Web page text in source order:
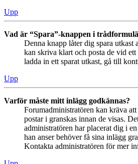
Upp
Vad är “Spara”-knappen i
Denna knapp låter dig spara utkast
kan skriva klart och posta de vid
ladda in ett sparat utkast, gå till
Upp
Varför måste mitt inlägg godkännas?
Forumadministratören kan kräva
postar i granskas innan de visas.
administratören har placerat dig i
han anser behöver få sina inlägg
Kontakta administratören för mer